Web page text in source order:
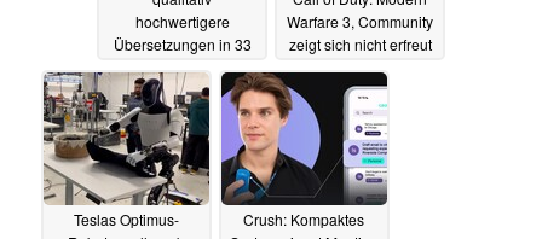
hochwertigere
Übersetzungen in 33
29.07.2024
Warfare 3, Community
zeigt sich nicht erfreut
25.07.2024
Teslas Optimus-
Crush: Kompaktes